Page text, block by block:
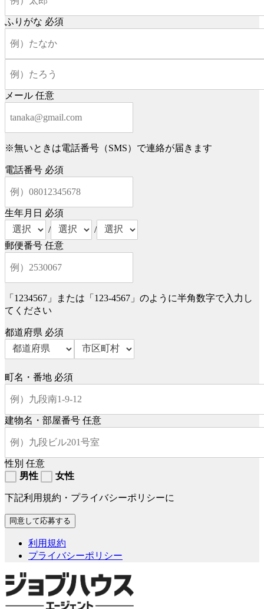
ふりがな 必須
メール 任意
※無いときは電話番号（SMS）で連絡が届きます
電話番号 必須
生年月日 必須
/
/
郵便番号 任意
「1234567」または「123-4567」のように半角数字で入力し
てください
都道府県 必須
町名・番地 必須
建物名・部屋番号 任意
性別 任意
男性
女性
下記利用規約・プライバシーポリシーに
利用規約
プライバシーポリシー